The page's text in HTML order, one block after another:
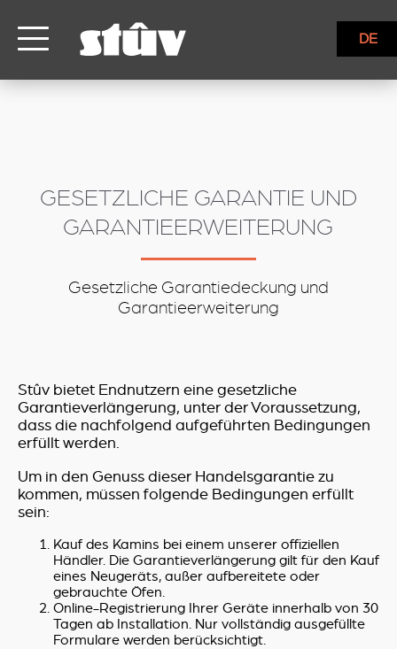
DE
GESETZLICHE GARANTIE UND
GARANTIEERWEITERUNG
Gesetzliche Garantiedeckung und
Garantieerweiterung
Stûv bietet Endnutzern eine gesetzliche
Garantieverlängerung, unter der Voraussetzung,
dass die nachfolgend aufgeführten Bedingungen
erfüllt werden.
Um in den Genuss dieser Handelsgarantie zu
kommen, müssen folgende Bedingungen erfüllt
sein:
Kauf des Kamins bei einem unserer offiziellen
Händler. Die Garantieverlängerung gilt für den Kauf
eines Neugeräts, außer aufbereitete oder
gebrauchte Öfen.
Online-Registrierung Ihrer Geräte innerhalb von 30
Tagen ab Installation. Nur vollständig ausgefüllte
Formulare werden berücksichtigt.